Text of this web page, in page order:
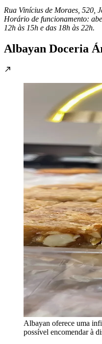
Rua Vinícius de Moraes, 520,
Horário de funcionamento:
12h às 15h e das 18h às 22h.
Albayan Doceria
Albayan oferece uma
possível encomendar à